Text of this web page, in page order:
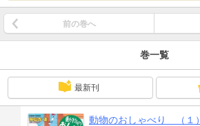
前の巻へ
巻一覧
最新刊
動物のおしゃべり （１）